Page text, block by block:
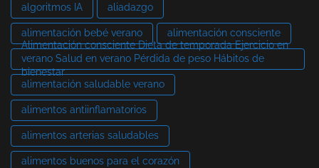
algoritmos IA aliadazgo
alimentación bebé verano
alimentación consciente
Alimentación consciente Dieta de temporada Ejercicio en
verano Salud en verano Pérdida de peso Hábitos de
bienestar
alimentación saludable verano
alimentos antiinflamatorios
alimentos arterias saludables
alimentos buenos para el corazón